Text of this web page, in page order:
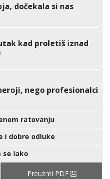
dočekala si nas
kad proletiš iznad
nego profesionalci
ratovanju
i dobre odluke
se lako
Preuzmi PDF